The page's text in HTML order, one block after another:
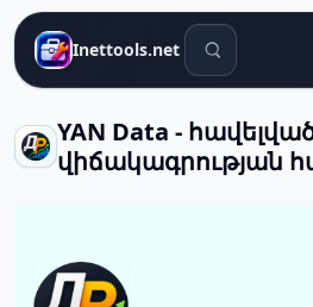
Inettools.net Որոնման
YAN Data -
վիճակագրության